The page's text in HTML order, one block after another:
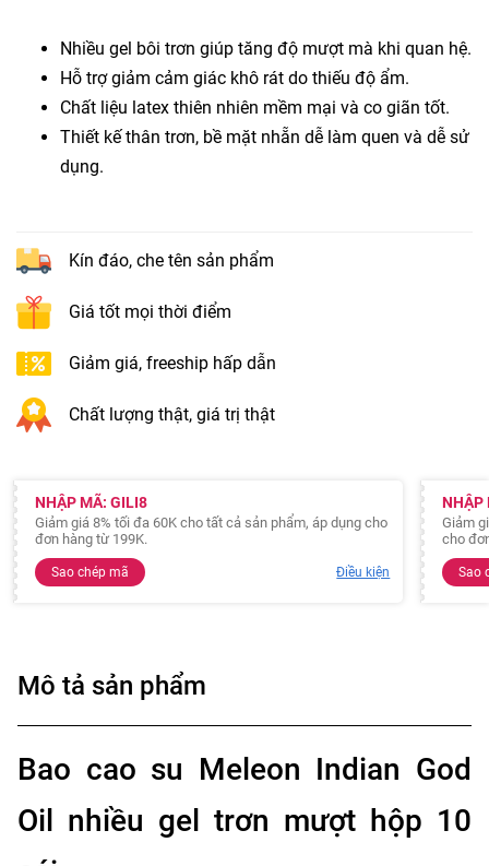
Nhiều gel bôi trơn giúp tăng độ mượt mà khi quan hệ.
Hỗ trợ giảm cảm giác khô rát do thiếu độ ẩm.
Chất liệu latex thiên nhiên mềm mại và co giãn tốt.
Thiết kế thân trơn, bề mặt nhẵn dễ làm quen và dễ sử
dụng.
Kín đáo, che tên sản phẩm
Giá tốt mọi thời điểm
Giảm giá, freeship hấp dẫn
Chất lượng thật, giá trị thật
NHẬP MÃ: GILI8
Giảm giá 8% tối đa 60K cho tất cả sản phẩm, áp dụng cho
đơn hàng từ 199K.
Sao chép mã Điều kiện
NHẬP
Giảm
cho
Sao
Mô tả sản phẩm
Bao cao su Meleon Indian God
Oil nhiều gel trơn mượt hộp 10